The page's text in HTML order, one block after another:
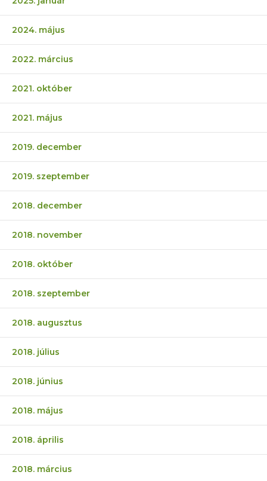
2024. május
2022. március
2021. október
2021. május
2019. december
2019. szeptember
2018. december
2018. november
2018. október
2018. szeptember
2018. augusztus
2018. július
2018. június
2018. május
2018. április
2018. március